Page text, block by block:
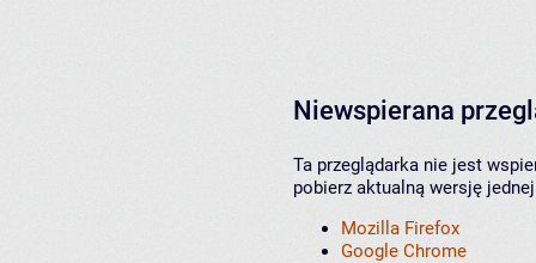
Niewspierana
Ta przeglądarka nie jest
pobierz aktualną wersję
Mozilla Firefox
Google Chrome